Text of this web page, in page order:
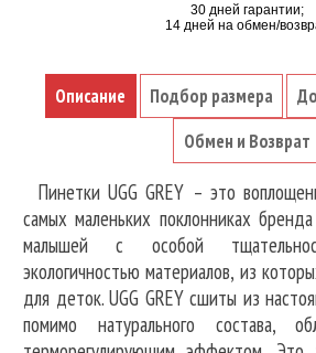
30 дней гарантии;
14 дней на обмен/
Описание Подбор размера
Обмен и Возврат
Пинетки UGG GREY – это
самых маленьких поклонниках
малышей с особой
экологичностью материалов, из
для деток. UGG GREY сшиты из
помимо натурального состава,